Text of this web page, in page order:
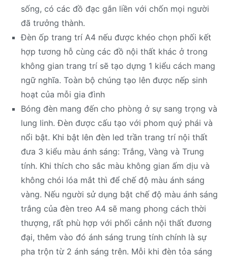
sống, có các đồ đạc gắn liền với chốn mọi người
đã trưởng thành.
Đèn ốp trang trí A4 nếu được khéo chọn phối kết
hợp tương hỗ cùng các đồ nội thất khác ở trong
không gian trang trí sẽ tạo dựng 1 kiểu cách mang
ngữ nghĩa. Toàn bộ chúng tạo lên được nếp sinh
hoạt của mỗi gia đình
Bóng đèn mang đến cho phòng ở sự sang trọng và
lung linh. Đèn được cấu tạo với phom quý phái và
nổi bật. Khi bật lên đèn led trần trang trí nội thất
đưa 3 kiểu màu ánh sáng: Trắng, Vàng và Trung
tính. Khi thích cho sắc màu không gian ấm dịu và
không chói lóa mắt thì để chế độ màu ánh sáng
vàng. Nếu người sử dụng bật chế độ màu ánh sáng
trắng của đèn treo A4 sẽ mang phong cách thời
thượng, rất phù hợp với phối cảnh nội thất đương
đại, thêm vào đó ánh sáng trung tính chính là sự
pha trộn từ 2 ánh sáng trên. Mỗi khi đèn tỏa sáng